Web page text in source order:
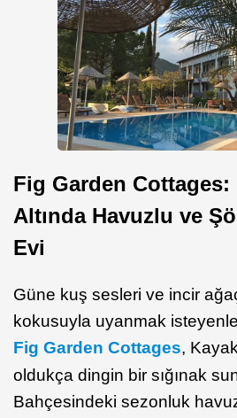
Fig Garden Cottages:
Altında Havuzlu ve
Evi
Güne kuş sesleri ve incir
kokusuyla uyanmak
Fig Garden Cottages,
oldukça dingin bir sığınak
Bahçesindeki sezonluk